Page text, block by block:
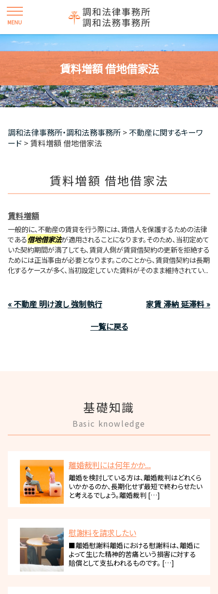
賃料増額 借地借家法
調和法律事務所・調和法務事務所 >不動産に関するキーワ
ード >賃料増額 借地借家法
賃料増額 借地借家法
賃料増額
一般的に、不動産の賃貸を行う際には、賃借人を保護するための法律
である借地借家法が適用されることになります。そのため、当初定めて
いた契約期間が満了しても、賃貸人側が賃貸借契約の更新を拒絶する
ためには正当事由が必要となります。このことから、賃貸借契約は長期
化するケースが多く、当初設定していた賃料がそのまま維持されてい...
« 不動産 明け渡し 強制執行
家賃 滞納 延滞料 »
一覧に戻る
基礎知識
Basic knowledge
離婚裁判には何年かか...
離婚を検討している方は、離婚裁判はどれくら
いかかるのか、長期化せず最短で終わらせたい
と考えるでしょう。離婚裁判 […]
慰謝料を請求したい
■離婚慰謝料離婚における慰謝料は、離婚に
よって生じた精神的苦痛という損害に対する
賠償として支払われるものです。 […]